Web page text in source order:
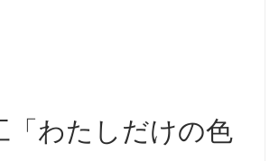
「わたしだけの色